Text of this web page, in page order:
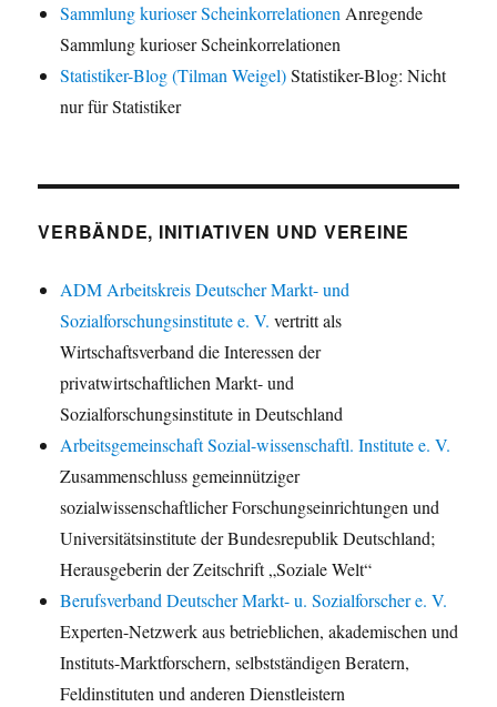
Sammlung kurioser ScheinkorrelationenAnregende
Sammlung kurioser Scheinkorrelationen
Statistiker-Blog (Tilman Weigel)Statistiker-Blog: Nicht
nur für Statistiker
VERBÄNDE, INITIATIVEN UND VEREINE
ADM Arbeitskreis Deutscher Markt- und
Sozialforschungsinstitute e. V. vertritt als
Wirtschaftsverband die Interessen der
privatwirtschaftlichen Markt- und
Sozialforschungsinstitute in Deutschland
Arbeitsgemeinschaft Sozial-wissenschaftl. Institute e. V.
Zusammenschluss gemeinnütziger
sozialwissenschaftlicher Forschungseinrichtungen und
Universitätsinstitute der Bundesrepublik Deutschland;
Herausgeberin der Zeitschrift „Soziale Welt“
Berufsverband Deutscher Markt- u. Sozialforscher e. V.
Experten-Netzwerk aus betrieblichen, akademischen und
Instituts-Marktforschern, selbstständigen Beratern,
Feldinstituten und anderen Dienstleistern